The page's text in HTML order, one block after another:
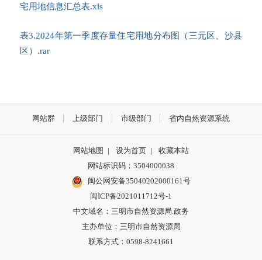
宅用地信息汇总表.xls
表3.2024年第一季度存量住宅用地分布图（三元区、沙县
区）.rar
网站群 上级部门 市级部门 省内自然资源系统
网站地图 | 设为首页 |
收藏本站
网站标识码：3504000038
闽公网安备35040202000161号
闽ICP备2021011712号-1
中文域名：三明市自然资源局.政务
主办单位：三明市自然资源局
联系方式：0598-8241661